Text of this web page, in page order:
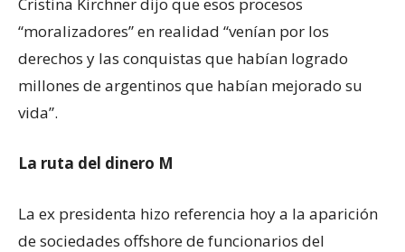
“moralizadores” en realidad “venían por los
derechos y las conquistas que habían logrado
millones de argentinos que habían mejorado su
vida”.
La ruta del dinero M
La ex presidenta hizo referencia hoy a la aparición
de sociedades offshore de funcionarios del